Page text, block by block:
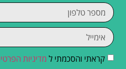
קראתי והסכמתי ל מדיניות